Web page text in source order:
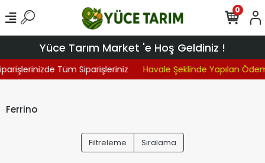
Yüce Tarım Market 'e Hoş Geldiniz !
Tüm Siparişleriniz Havale Şeklinde Yapılan
0
Ferrino
Filtreleme Sıralama